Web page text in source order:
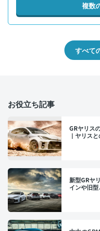
複数
すべて
お役立ち記事
GRヤリス
｜ヤリス
新型GRヤ
インや旧